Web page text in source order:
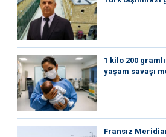
1 kilo 200
yaşam savaşı
Fransız